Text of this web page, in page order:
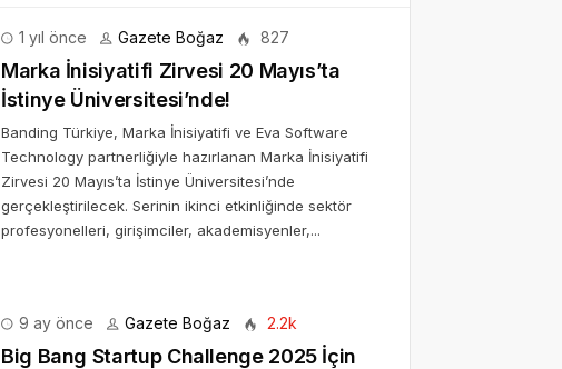
1 yıl önce Gazete Boğaz 827
Marka İnisiyatifi Zirvesi 20 Mayıs’ta
İstinye Üniversitesi’nde!
Banding Türkiye, Marka İnisiyatifi ve Eva Software
Technology partnerliğiyle hazırlanan Marka İnisiyatifi
Zirvesi 20 Mayıs’ta İstinye Üniversitesi’nde
gerçekleştirilecek. Serinin ikinci etkinliğinde sektör
profesyonelleri, girişimciler, akademisyenler,...
9 ay önce Gazete Boğaz 2.2k
Big Bang Startup Challenge 2025 İçin